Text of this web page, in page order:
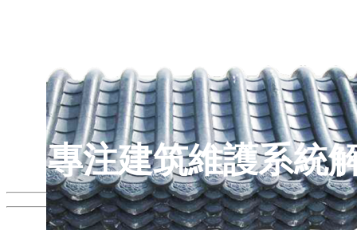
專注建筑維護系統